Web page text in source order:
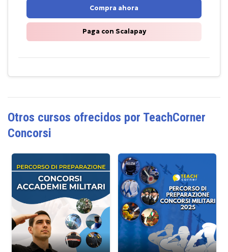
Compra ahora
Paga con Scalapay
Otros cursos ofrecidos por TeachCorner
Concorsi